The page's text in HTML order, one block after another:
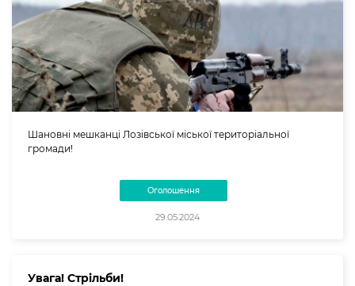
Шановні мешканці Лозівської міської територіальної
громади!
Оголошення
29.05.2024
Увага! Стрільби!